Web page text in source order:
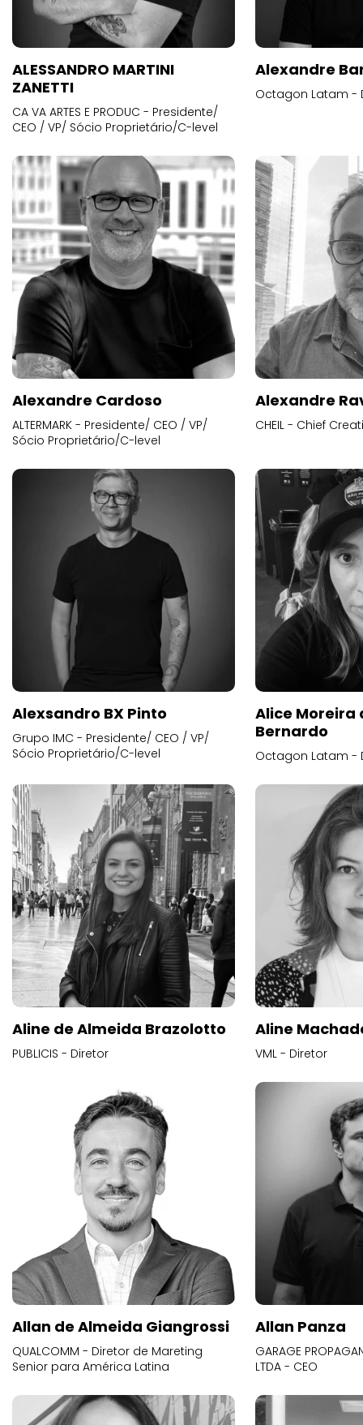
ALESSANDRO MARTINI
ZANETTI
CA VA ARTES E PRODUC - Presidente/
CEO / VP/ Sócio Proprietário/C-level
Alexandre
Octagon Latam -
Alexandre Cardoso
ALTERMARK - Presidente/ CEO / VP/
Sócio Proprietário/C-level
Alexandre
CHEIL - Chief
Alexsandro BX Pinto
Grupo IMC - Presidente/ CEO / VP/
Sócio Proprietário/C-level
Alice
Bernardo
Octagon Latam -
Aline de Almeida Brazolotto
PUBLICIS - Diretor
Aline
VML - Diretor
Allan de Almeida Giangrossi
QUALCOMM - Diretor de Mareting
Senior para América Latina
Allan Panza
GARAGE
LTDA - CEO